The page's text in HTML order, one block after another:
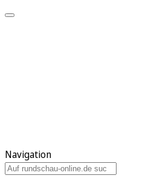
Navigation